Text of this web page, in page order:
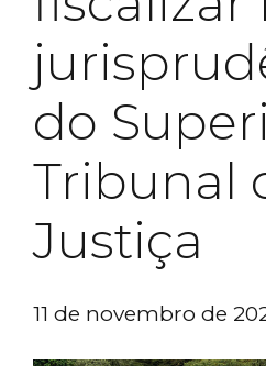
do
Tribunal
Justiça
11 de novembro de